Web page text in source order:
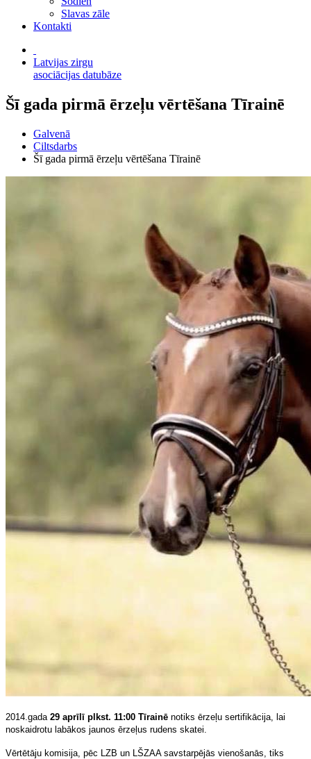
Slavas zāle
Kontakti
Latvijas zirgu
asociācijas datubāze
Šī gada pirmā ērzeļu vērtēšana Tīrainē
Galvenā
Ciltsdarbs
Šī gada pirmā ērzeļu vērtēšana Tīrainē
2014.gada 29 aprīlī plkst. 11:00 Tīrainē notiks ērzeļu sertifikācija, lai
noskaidrotu labākos jaunos ērzeļus rudens skatei.
Vērtētāju komisija, pēc LZB un LŠZAA savstarpējās vienošanās, tiks